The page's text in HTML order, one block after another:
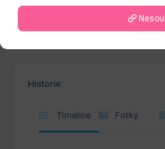
Historie:
Timeline Fotky